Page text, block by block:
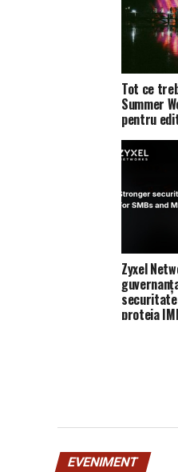
Tot ce
Summer
pentru
Zyxel
proteja
EVENIMENT